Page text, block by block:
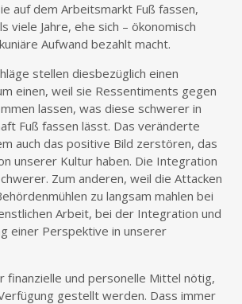
auf dem Arbeitsmarkt Fuß fassen,
viele Jahre, ehe sich – ökonomisch
Aufwand bezahlt macht.
stellen diesbezüglich einen
einen, weil sie Ressentiments gegen
lassen, was diese schwerer in
Fuß fassen lässt. Das veränderte
auch das positive Bild zerstören, das
unserer Kultur haben. Die Integration
Zum anderen, weil die Attacken
zu langsam mahlen bei
Arbeit, bei der Integration und
einer Perspektive in unserer
finanzielle und personelle Mittel nötig,
gestellt werden. Dass immer